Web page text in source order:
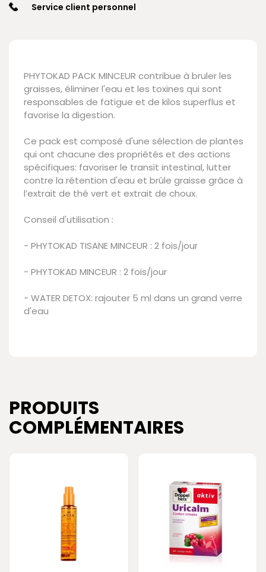
Service client personnel
PHYTOKAD PACK MINCEUR contribue à bruler les
graisses, éliminer l'eau et les toxines qui sont
responsables de fatigue et de kilos superflus et
favorise la digestion.
Ce pack est composé d'une sélection de plantes
qui ont chacune des propriétés et des actions
spécifiques: favoriser le transit intestinal, lutter
contre la rétention d'eau et brûle graisse grâce à
l’extrait de thé vert et extrait de choux.
Conseil d'utilisation :
- PHYTOKAD TISANE MINCEUR : 2 fois/jour
- PHYTOKAD MINCEUR : 2 fois/jour
- WATER DETOX: rajouter 5 ml dans un grand verre
d'eau
PRODUITS
COMPLÉMENTAIRES